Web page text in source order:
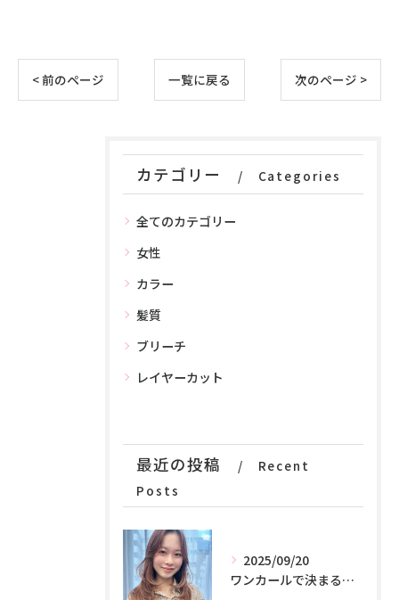
< 前のページ 一覧に戻る 次のページ >
カテゴリー Categories
全てのカテゴリー
女性
カラー
髪質
ブリーチ
レイヤーカット
最近の投稿
Recent
Posts
2025/09/20
ワンカールで決まる！！魔法のカット♪